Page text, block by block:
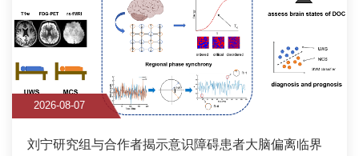
2026-08-07
刘宁研究组与合作者揭示意识障碍患者大脑偏离临界